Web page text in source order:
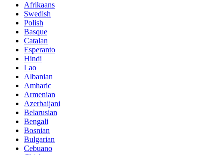
Afrikaans
Swedish
Polish
Basque
Catalan
Esperanto
Hindi
Lao
Albanian
Amharic
Armenian
Azerbaijani
Belarusian
Bengali
Bosnian
Bulgarian
Cebuano